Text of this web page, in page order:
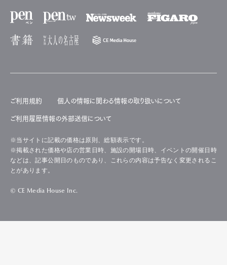
ご利用規約 個人の情報に関わる情報の取り扱いについて
ご利用履歴情報の外部送信について
※当サイトに記載の価格は原則、総額表示です。
※掲載された価格や店の営業日時、施設の開場日時、イベントの開催日時
などは、記事公開日のものであり、これらの内容は予告なく変更されるこ
とがあります。
© CE Media House Inc.